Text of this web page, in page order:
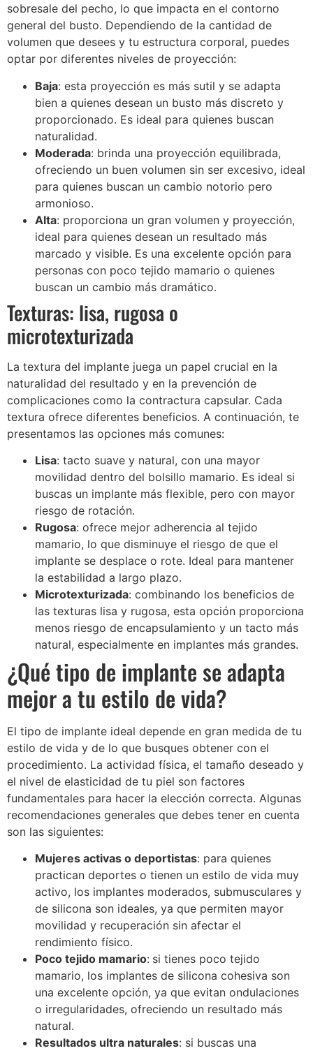
sobresale del pecho, lo que impacta en el contorno
general del busto. Dependiendo de la cantidad de
volumen que desees y tu estructura corporal, puedes
optar por diferentes niveles de proyección:
Baja: esta proyección es más sutil y se adapta
bien a quienes desean un busto más discreto y
proporcionado. Es ideal para quienes buscan
naturalidad.
Moderada: brinda una proyección equilibrada,
ofreciendo un buen volumen sin ser excesivo, ideal
para quienes buscan un cambio notorio pero
armonioso.
Alta: proporciona un gran volumen y proyección,
ideal para quienes desean un resultado más
marcado y visible. Es una excelente opción para
personas con poco tejido mamario o quienes
buscan un cambio más dramático.
Texturas: lisa, rugosa o
microtexturizada
La textura del implante juega un papel crucial en la
naturalidad del resultado y en la prevención de
complicaciones como la contractura capsular. Cada
textura ofrece diferentes beneficios. A continuación, te
presentamos las opciones más comunes:
Lisa: tacto suave y natural, con una mayor
movilidad dentro del bolsillo mamario. Es ideal si
buscas un implante más flexible, pero con mayor
riesgo de rotación.
Rugosa: ofrece mejor adherencia al tejido
mamario, lo que disminuye el riesgo de que el
implante se desplace o rote. Ideal para mantener
la estabilidad a largo plazo.
Microtexturizada: combinando los beneficios de
las texturas lisa y rugosa, esta opción proporciona
menos riesgo de encapsulamiento y un tacto más
natural, especialmente en implantes más grandes.
¿Qué tipo de implante se adapta
mejor a tu estilo de vida?
El tipo de implante ideal depende en gran medida de tu
estilo de vida y de lo que busques obtener con el
procedimiento. La actividad física, el tamaño deseado y
el nivel de elasticidad de tu piel son factores
fundamentales para hacer la elección correcta. Algunas
recomendaciones generales que debes tener en cuenta
son las siguientes:
Mujeres activas o deportistas: para quienes
practican deportes o tienen un estilo de vida muy
activo, los implantes moderados, submusculares y
de silicona son ideales, ya que permiten mayor
movilidad y recuperación sin afectar el
rendimiento físico.
Poco tejido mamario: si tienes poco tejido
mamario, los implantes de silicona cohesiva son
una excelente opción, ya que evitan ondulaciones
o irregularidades, ofreciendo un resultado más
natural.
Resultados ultra naturales: si buscas una